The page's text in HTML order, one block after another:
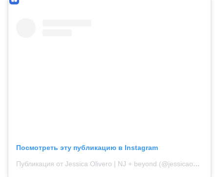
Посмотреть эту публикацию в Instagram
Публикация от Jessica Olivero | NJ + beyond (@jessicaohphotography)